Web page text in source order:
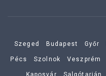
Szeged Budapest Győr
Pécs Szolnok Veszprém
Kaposvár Salgótarján